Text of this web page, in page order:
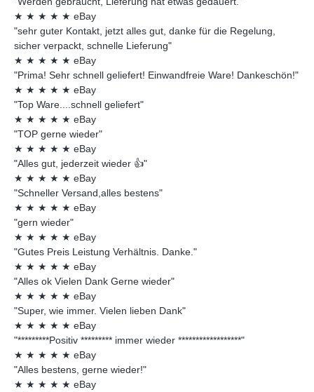
★ ★ ★ ★ ★ eBay
"sehr guter Kontakt, jetzt alles gut, danke für die Regelung,
sicher verpackt, schnelle Lieferung"
★ ★ ★ ★ ★ eBay
"Prima! Sehr schnell geliefert! Einwandfreie Ware! Dankeschön!"
★ ★ ★ ★ ★ eBay
"Top Ware....schnell geliefert"
★ ★ ★ ★ ★ eBay
"TOP gerne wieder"
★ ★ ★ ★ ★ eBay
"Alles gut, jederzeit wieder 👍"
★ ★ ★ ★ ★ eBay
"Schneller Versand,alles bestens"
★ ★ ★ ★ ★ eBay
"gern wieder"
★ ★ ★ ★ ★ eBay
"Gutes Preis Leistung Verhältnis. Danke."
★ ★ ★ ★ ★ eBay
"Alles ok Vielen Dank Gerne wieder"
★ ★ ★ ★ ★ eBay
"Super, wie immer. Vielen lieben Dank"
★ ★ ★ ★ ★ eBay
"*********Positiv ********* immer wieder ******************"
★ ★ ★ ★ ★ eBay
"Alles bestens, gerne wieder!"
★ ★ ★ ★ ★ eBay